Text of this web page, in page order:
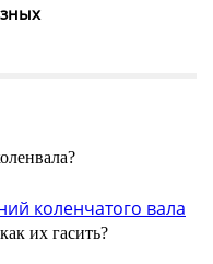
их гасить?